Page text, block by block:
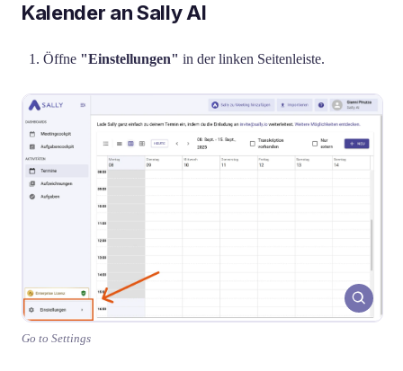
Kalender an Sally AI
Öffne "Einstellungen" in der linken Seitenleiste.
Go to Settings